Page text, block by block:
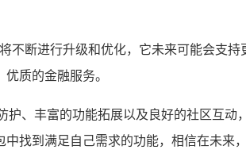
不断进行升级和优化，它未来可能会支
质的金融服务。
、丰富的功能拓展以及良好的社区互
找到满足自己需求的功能，相信在未来